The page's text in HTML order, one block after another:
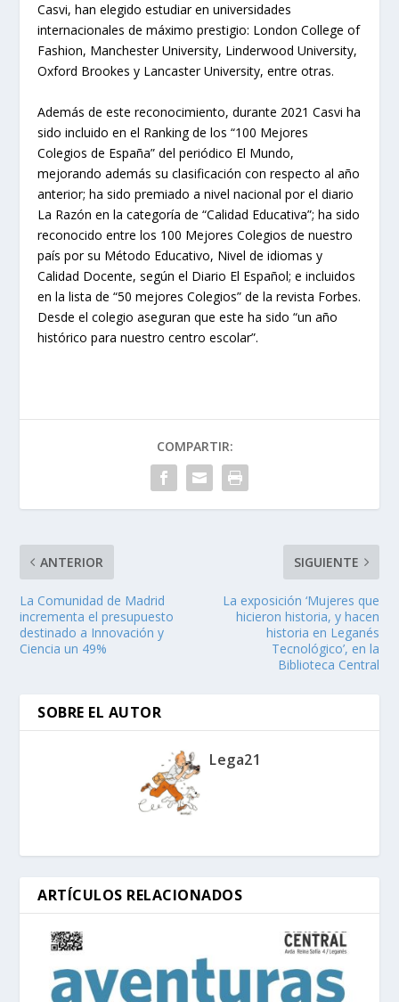
Casvi, han elegido estudiar en universidades
internacionales de máximo prestigio: London College of
Fashion, Manchester University, Linderwood University,
Oxford Brookes y Lancaster University, entre otras.
Además de este reconocimiento, durante 2021 Casvi ha
sido incluido en el Ranking de los “100 Mejores
Colegios de España” del periódico El Mundo,
mejorando además su clasificación con respecto al año
anterior; ha sido premiado a nivel nacional por el diario
La Razón en la categoría de “Calidad Educativa”; ha sido
reconocido entre los 100 Mejores Colegios de nuestro
país por su Método Educativo, Nivel de idiomas y
Calidad Docente, según el Diario El Español; e incluidos
en la lista de “50 mejores Colegios” de la revista Forbes.
Desde el colegio aseguran que este ha sido “un año
histórico para nuestro centro escolar”.
COMPARTIR:
ANTERIOR
La Comunidad de Madrid
incrementa el presupuesto
destinado a Innovación y
Ciencia un 49%
SIGUIENTE
La exposición ‘Mujeres que
hicieron historia, y hacen
historia en Leganés
Tecnológico’, en la
Biblioteca Central
SOBRE EL AUTOR
Lega21
ARTÍCULOS RELACIONADOS